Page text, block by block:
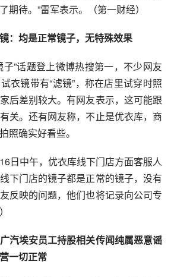
期待。”雷军表示。（第一财经）
：均是正常镜子，无特殊效果
”话题登上微博热搜第一，不少网友
衣镜带有“滤镜”，称在店里试穿时照
后差别较大。有网友表示，这可能跟
关。还有网友称，不止是优衣库，商
照确实好看些。
日中午，优衣库线下门店方面客服人
下门店的镜子都是正常的镜子，没有
反映的问题，他们也将记录向公司专
汽埃安员工持股相关传闻纯属恶意谣
一切正常